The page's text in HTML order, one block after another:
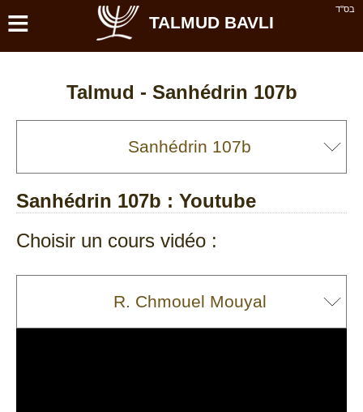
בס''ד ≡ TALMUD BAVLI
Talmud - Sanhédrin 107b
Sanhédrin 107b : Youtube
Choisir un cours vidéo :